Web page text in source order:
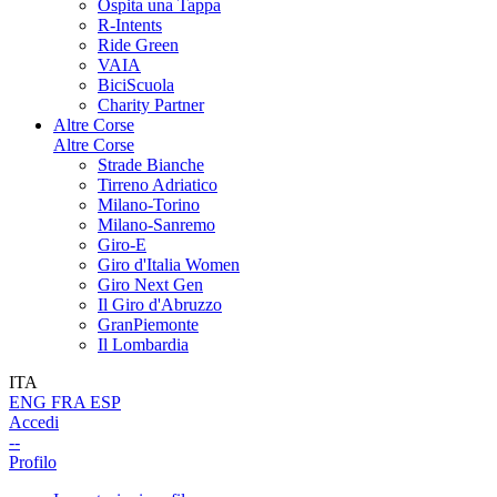
Ospita una Tappa
R-Intents
Ride Green
VAIA
BiciScuola
Charity Partner
Altre Corse
Altre Corse
Strade Bianche
Tirreno Adriatico
Milano-Torino
Milano-Sanremo
Giro-E
Giro d'Italia Women
Giro Next Gen
Il Giro d'Abruzzo
GranPiemonte
Il Lombardia
ITA
ENG FRA ESP
Accedi
--
Profilo